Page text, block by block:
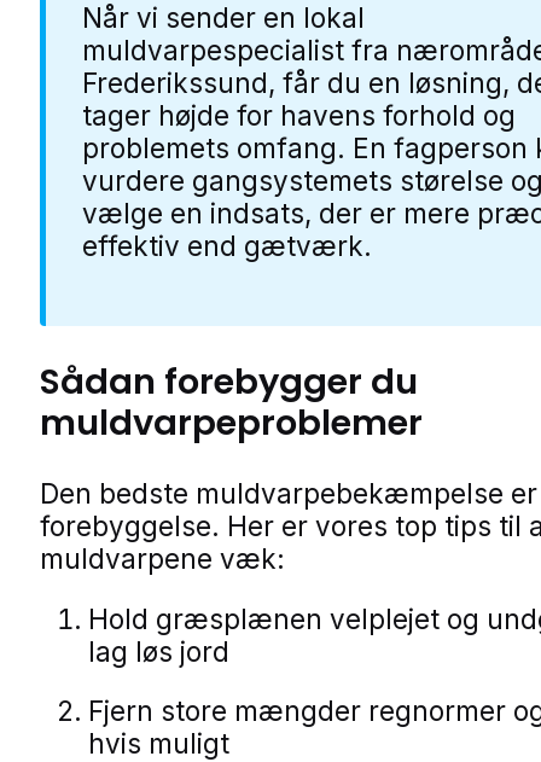
Når vi sender en lokal
muldvarpespecialist fra
Frederikssund, får du en løsning,
tager højde for havens forhold og
problemets omfang. En fagperson
vurdere gangsystemets størelse
vælge en indsats, der er mere
effektiv end gætværk.
Sådan forebygger du
muldvarpeproblemer
Den bedste muldvarpebekæmpelse er
forebyggelse. Her er vores top tips til
muldvarpene væk:
Hold græsplænen velplejet og
lag løs jord
Fjern store mængder regnormer
hvis muligt